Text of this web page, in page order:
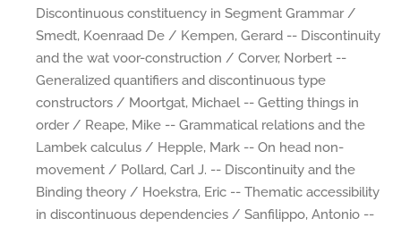
Discontinuous constituency in Segment Grammar /
Smedt, Koenraad De / Kempen, Gerard -- Discontinuity
and the wat voor-construction / Corver, Norbert --
Generalized quantifiers and discontinuous type
constructors / Moortgat, Michael -- Getting things in
order / Reape, Mike -- Grammatical relations and the
Lambek calculus / Hepple, Mark -- On head non-
movement / Pollard, Carl J. -- Discontinuity and the
Binding theory / Hoekstra, Eric -- Thematic accessibility
in discontinuous dependencies / Sanfilippo, Antonio --